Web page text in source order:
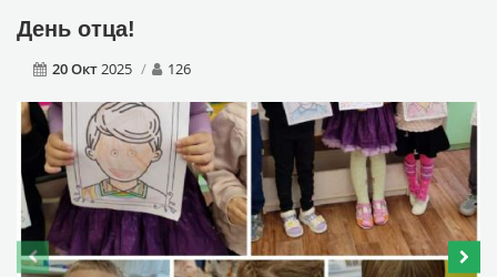
День отца!
20 Окт2025 126